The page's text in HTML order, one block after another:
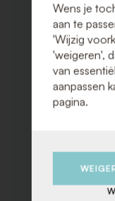
Wens je
aan te
'Wijzig
'weigeren',
van
aanpassen
pagina.